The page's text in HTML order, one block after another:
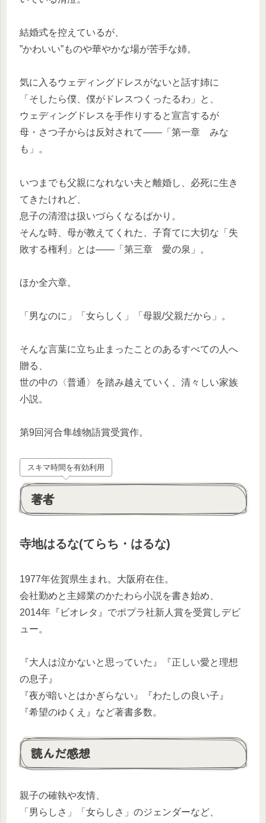
結婚式を控えているが、
”かわいい”ものや華やかな場が苦手な姉。
気に入るウェディングドレスがないと話す姉に
「そしたら僕、僕がドレスつくったるわ」と、
ウェディングドレスを手作りすると宣言するが
母・さつ子からは反対されて――「第一章 みな
も」。
いつまでも父親になれない夫と離婚し、必死に生き
てきたけれど、
息子の清澄は扱いづらくなるばかり。
そんな時、母が教えてくれた、子育てに大切な「失
敗する権利」とは――「第三章 愛の泉」。
ほか全六章。
「男なのに」「女らしく」「母親/父親だから」。
そんな言葉に立ち止まったことのあるすべての人へ
贈る、
世の中の〈普通〉を踏み越えていく、清々しい家族
小説。
第9回河合隼雄物語賞受賞作。
スキマ時間を有効利用
著者
寺地はるな(てらち・はるな)
1977年佐賀県生まれ。大阪府在住。
会社勤めと主婦業のかたわら小説を書き始め、
2014年『ビオレタ』でポプラ社新人賞を受賞しデビ
ュー。
『大人は泣かないと思っていた』『正しい愛と理想
の息子』
『夜が暗いとはかぎらない』『わたしの良い子』
『希望のゆくえ』など著書多数。
読んだ感想
親子の確執や友情、
「男らしさ」「女らしさ」のジェンダーなど、